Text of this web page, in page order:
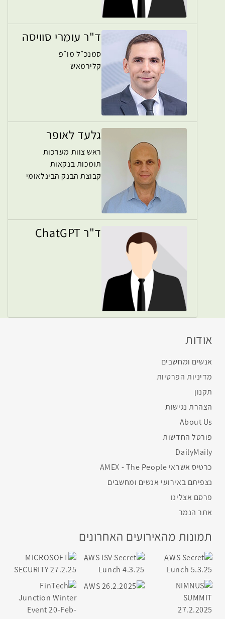
ד"ר עומרי סוויסה
סמנכ״ל מו״פ
קלירמאש
גלעד לאופר
ראש צוות מערכות
תומכות בנקאות
קבוצת הבנק הבינלאומי
ד"ר ChatGPT
אודות
אנשים ומחשבים
מדיניות הפרטיות
תקנון
הצהרת נגישות
About Us
פורטל החדשות
DailyMaily
כרטיס אשראי AMEX - The People
נצפיתם באירועי אנשים ומחשבים
פרסם אצלינו
אתר הנמר
תמונות מהאירועים האחרונים